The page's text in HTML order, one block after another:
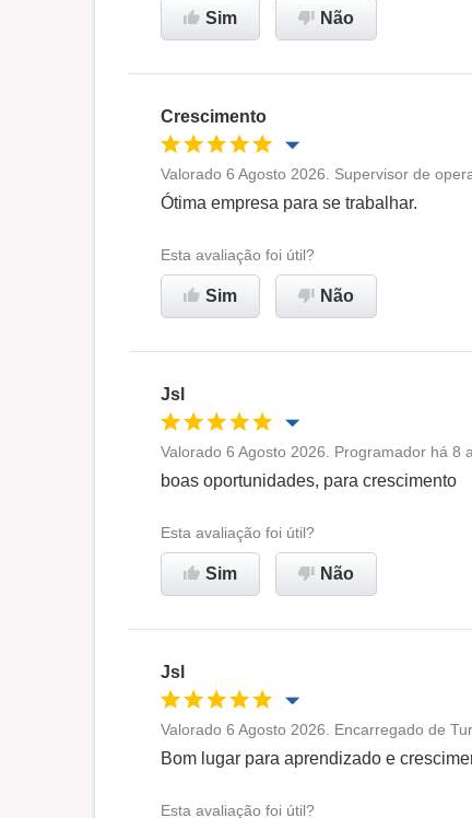
Sim Não
Crescimento
Oportunidade de promoção
Ambiente de trabalho
Recomenda esta empresa
Valorado 6 Agosto 2026. Supervisor de
Ótima empresa para se trabalhar.
Esta avaliação foi útil?
Sim Não
Jsl
Oportunidade de promoção
Ambiente de trabalho
Recomenda esta empresa
Valorado 6 Agosto 2026. Programador há 8
boas oportunidades, para crescimento
Esta avaliação foi útil?
Sim Não
Jsl
Oportunidade de promoção
Ambiente de trabalho
Valorado 6 Agosto 2026. Encarregado de
Bom lugar para aprendizado e
Esta avaliação foi útil?